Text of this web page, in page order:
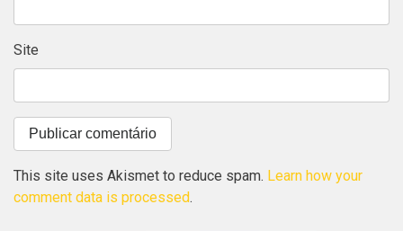
Site
This site uses Akismet to reduce spam. Learn how your
comment data is processed.